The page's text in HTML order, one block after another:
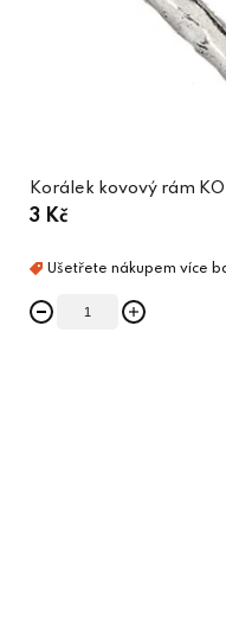
Korálek kovový rám
3 Kč